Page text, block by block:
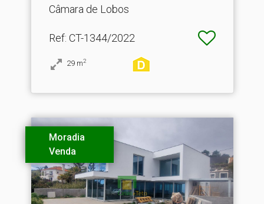
Câmara de Lobos
Ref: CT-1344/2022
29 m2
Moradia
Venda